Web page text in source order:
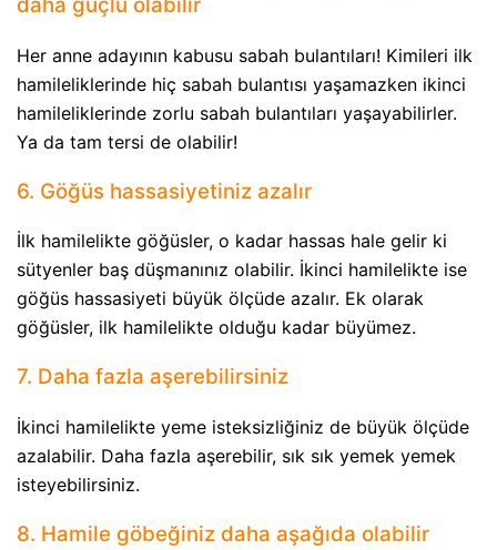
daha güçlü olabilir
Her anne adayının kabusu sabah bulantıları! Kimileri ilk
hamileliklerinde hiç sabah bulantısı yaşamazken ikinci
hamileliklerinde zorlu sabah bulantıları yaşayabilirler.
Ya da tam tersi de olabilir!
6. Göğüs hassasiyetiniz azalır
İlk hamilelikte göğüsler, o kadar hassas hale gelir ki
sütyenler baş düşmanınız olabilir. İkinci hamilelikte ise
göğüs hassasiyeti büyük ölçüde azalır. Ek olarak
göğüsler, ilk hamilelikte olduğu kadar büyümez.
7. Daha fazla aşerebilirsiniz
İkinci hamilelikte yeme isteksizliğiniz de büyük ölçüde
azalabilir. Daha fazla aşerebilir, sık sık yemek yemek
isteyebilirsiniz.
8. Hamile göbeğiniz daha aşağıda olabilir